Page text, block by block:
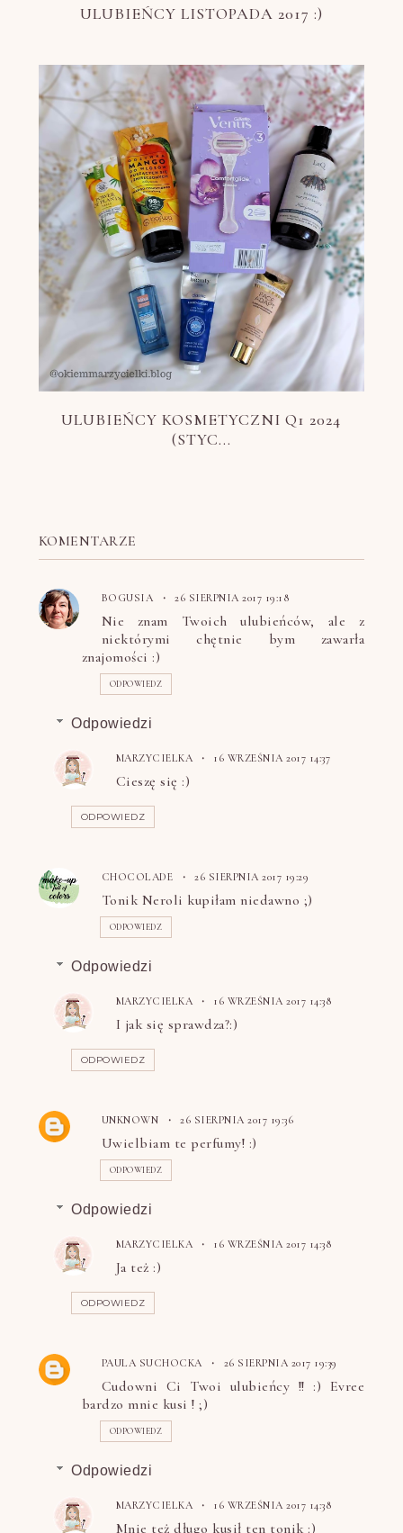
ULUBIEŃCY LISTOPADA 2017 :)
ULUBIEŃCY KOSMETYCZNI Q1 2024
(STYC...
KOMENTARZE
BOGUSIA 26 SIERPNIA 2017 19:18
Nie znam Twoich ulubieńców, ale z
niektórymi chętnie bym zawarła
znajomości :)
ODPOWIEDZ
Odpowiedzi
MARZYCIELKA 16 WRZEŚNIA 2017 14:37
Cieszę się :)
ODPOWIEDZ
CHOCOLADE 26 SIERPNIA 2017 19:29
Tonik Neroli kupiłam niedawno ;)
ODPOWIEDZ
Odpowiedzi
MARZYCIELKA 16 WRZEŚNIA 2017 14:38
I jak się sprawdza?:)
ODPOWIEDZ
UNKNOWN 26 SIERPNIA 2017 19:36
Uwielbiam te perfumy! :)
ODPOWIEDZ
Odpowiedzi
MARZYCIELKA 16 WRZEŚNIA 2017 14:38
Ja też :)
ODPOWIEDZ
PAULA SUCHOCKA 26 SIERPNIA 2017 19:39
Cudowni Ci Twoi ulubieńcy !! :) Evree
bardzo mnie kusi ! ;)
ODPOWIEDZ
Odpowiedzi
MARZYCIELKA 16 WRZEŚNIA 2017 14:38
Mnie też długo kusił ten tonik :)